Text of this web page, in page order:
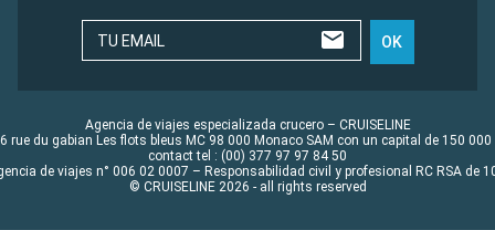
TU EMAIL OK
Agencia de viajes especializada crucero – CRUISELINE
rue du gabian Les flots bleus MC 98 000 Monaco SAM con un capital de 150 000
contact tel : (00) 377 97 97 84 50
de viajes n° 006 02 0007 – Responsabilidad civil y profesional RC RSA de
© CRUISELINE 2026 - all rights reserved